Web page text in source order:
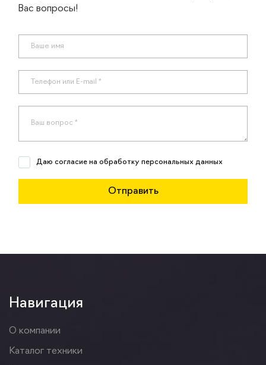
Вас вопросы!
Даю согласие на обработку персональных данных
Навигация
О компании
Каталог техники